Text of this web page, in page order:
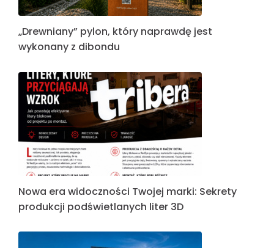
„Drewniany” pylon, który naprawdę jest
wykonany z dibondu
Nowa era widoczności Twojej marki: Sekrety
produkcji podświetlanych liter 3D